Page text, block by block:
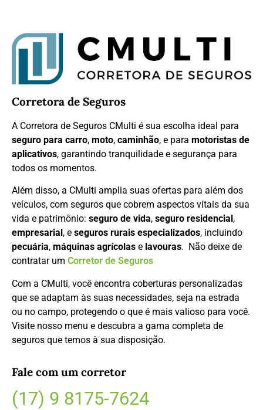
Corretora de Seguros
A Corretora de Seguros CMulti é sua escolha ideal para
seguro para carro, moto, caminhão, e para motoristas de
aplicativos, garantindo tranquilidade e segurança para
todos os momentos.
Além disso, a CMulti amplia suas ofertas para além dos
veículos, com seguros que cobrem aspectos vitais da sua
vida e patrimônio: seguro de vida, seguro residencial ,
empresarial , e seguros rurais especializados, incluindo
pecuária, máquinas agrícolas e lavouras. Não deixe de
contratar um Corretor de Seguros
Com a CMulti, você encontra coberturas personalizadas
que se adaptam às suas necessidades, seja na estrada
ou no campo, protegendo o que é mais valioso para você.
Visite nosso menu e descubra a gama completa de
seguros que temos à sua disposição.
Fale com um corretor
(17) 9 8175-7624